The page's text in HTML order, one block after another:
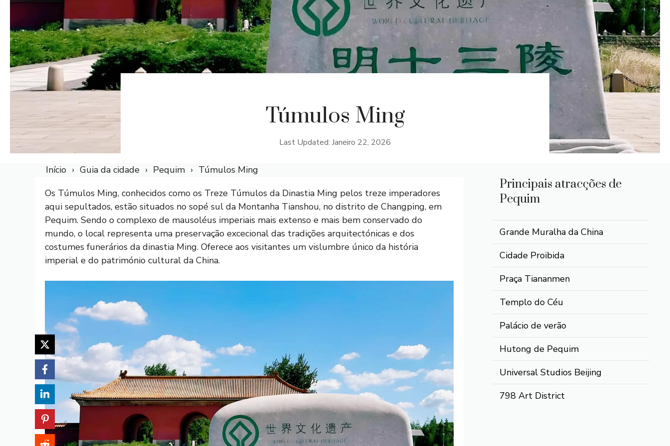
Túmulos Ming
Last Updated: Janeiro 22, 2026
Início Guia da cidade Pequim
Túmulos Ming
Os Túmulos Ming, conhecidos como os Treze Túmulos da Dinastia Ming pelos treze imperadores
aqui sepultados, estão situados no sopé sul da Montanha Tianshou, no distrito de Changping, em
Pequim. Sendo o complexo de mausoléus imperiais mais extenso e mais bem conservado do
mundo, o local representa uma preservação excecional das tradições arquitectónicas e dos
costumes funerários da dinastia Ming. Oferece aos visitantes um vislumbre único da história
imperial e do património cultural da China.
Principais atracções de
Pequim
Grande Muralha da China
Cidade Proibida
Praça Tiananmen
Templo do Céu
Palácio de verão
Hutong de Pequim
Universal Studios Beijing
798 Art District